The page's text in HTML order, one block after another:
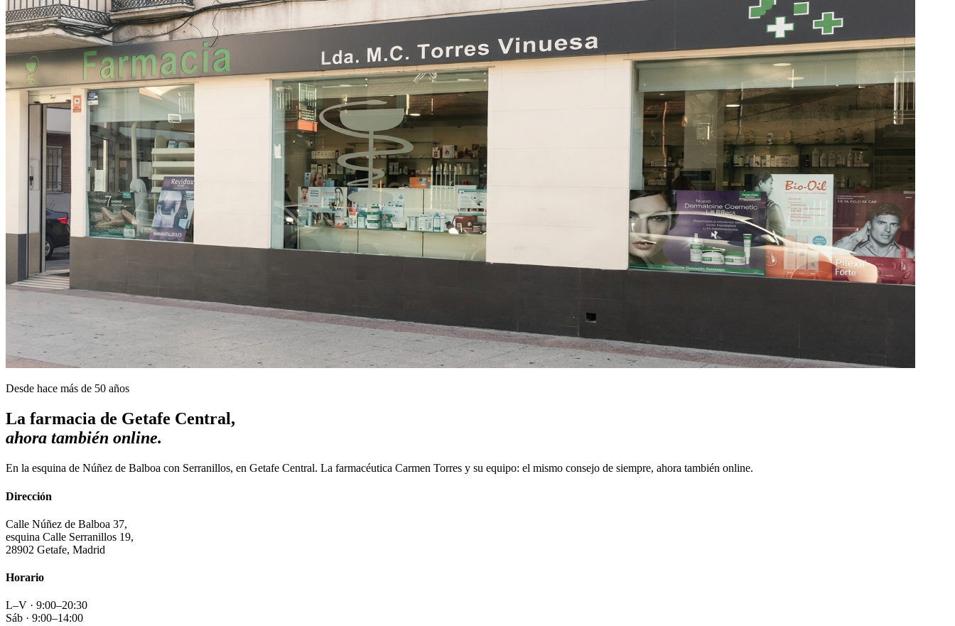
Desde hace más de 50 años
La farmacia de Getafe Central,
ahora también online.
En la esquina de Núñez de Balboa con Serranillos, en Getafe Central. La farmacéutica Carmen Torres y su equipo: el mismo consejo de siempre, ahora también online.
Dirección
Calle Núñez de Balboa 37,
esquina Calle Serranillos 19,
28902 Getafe, Madrid
Horario
L–V · 9:00–20:30
Sáb · 9:00–14:00